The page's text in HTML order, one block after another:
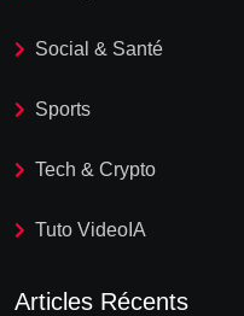
Social & Santé
Sports
Tech & Crypto
Tuto VideoIA
Articles Récents